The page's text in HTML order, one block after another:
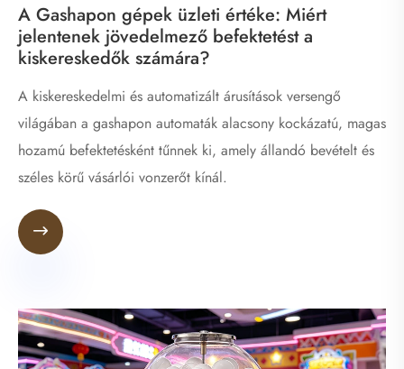
A Gashapon gépek üzleti értéke: Miért
jelentenek jövedelmező befektetést a
kiskereskedők számára?
A kiskereskedelmi és automatizált árusítások versengő
világában a gashapon automaták alacsony kockázatú, magas
hozamú befektetésként tűnnek ki, amely állandó bevételt és
széles körű vásárlói vonzerőt kínál.
